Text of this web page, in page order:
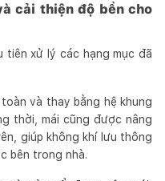
cải thiện độ bền cho
tiên xử lý các hạng mục đã
và thay bằng hệ khung
thời, mái cũng được nâng
giúp không khí lưu thông
bên trong nhà.